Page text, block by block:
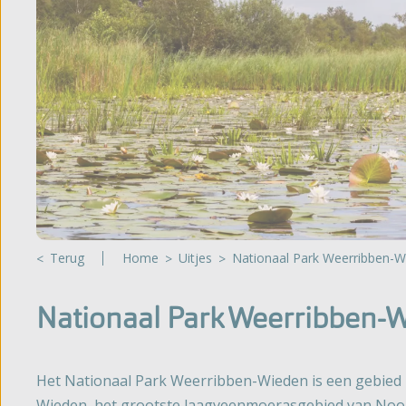
Gelderland
Haeghehorst
De Jutberg
Zandhegge
't Noorder Sandt
Sint Maartenszee
Tempelhof
Bekijk
Terug Home Uitjes Nationaal Park Weerribben-
Nationaal Park Weerribben-
Het Nationaal Park Weerribben-Wieden is een